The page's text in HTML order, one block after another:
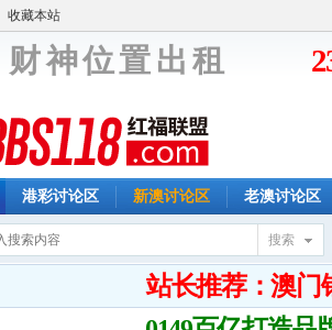
收藏本站
财 神 位 置 出 租
港彩讨论区 新澳讨论区 老澳讨论区
搜索